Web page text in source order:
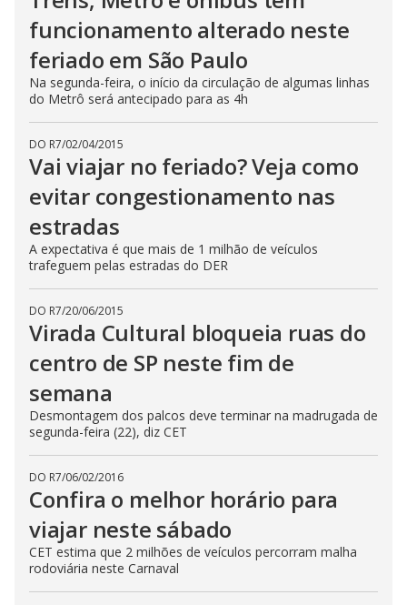
funcionamento alterado neste
feriado em São Paulo
Na segunda-feira, o início da circulação de algumas linhas
do Metrô será antecipado para as 4h
DO R7/02/04/2015
Vai viajar no feriado? Veja como
evitar congestionamento nas
estradas
A expectativa é que mais de 1 milhão de veículos
trafeguem pelas estradas do DER
DO R7/20/06/2015
Virada Cultural bloqueia ruas do
centro de SP neste fim de
semana
Desmontagem dos palcos deve terminar na madrugada de
segunda-feira (22), diz CET
DO R7/06/02/2016
Confira o melhor horário para
viajar neste sábado
CET estima que 2 milhões de veículos percorram malha
rodoviária neste Carnaval